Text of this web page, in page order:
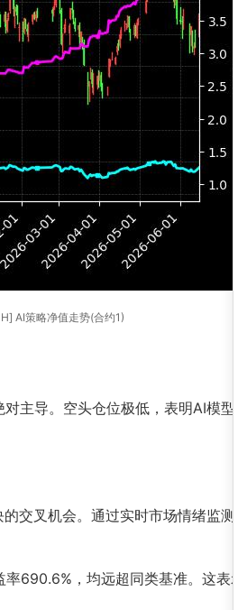
AI策略净值走势(合约1)
主导。空头仓位极低，表明AI模型
交叉机会。通过实时市场情绪监测
690.6%，均远超同类基准。这表